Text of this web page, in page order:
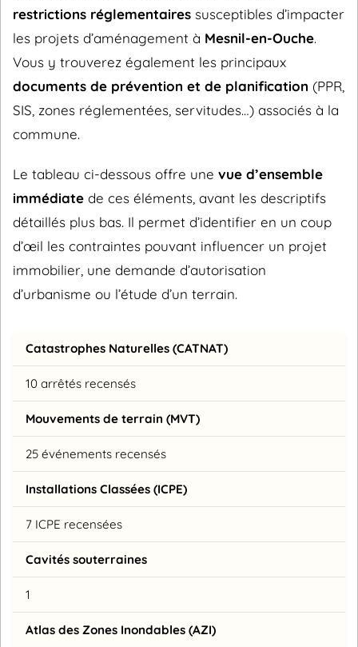
restrictions réglementaires susceptibles d’impacter
les projets d’aménagement à Mesnil-en-Ouche.
Vous y trouverez également les principaux
documents de prévention et de planification (PPR,
SIS, zones réglementées, servitudes…) associés à la
commune.
Le tableau ci-dessous offre une vue d’ensemble
immédiate de ces éléments, avant les descriptifs
détaillés plus bas. Il permet d’identifier en un coup
d’œil les contraintes pouvant influencer un projet
immobilier, une demande d’autorisation
d’urbanisme ou l’étude d’un terrain.
Catastrophes Naturelles (CATNAT)
10 arrêtés recensés
Mouvements de terrain (MVT)
25 événements recensés
Installations Classées (ICPE)
7 ICPE recensées
Cavités souterraines
1
Atlas des Zones Inondables (AZI)